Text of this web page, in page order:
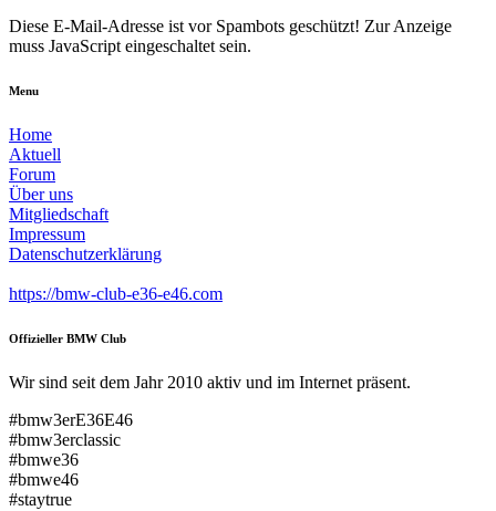
Diese E-Mail-Adresse ist vor Spambots geschützt! Zur Anzeige
muss JavaScript eingeschaltet sein.
Menu
Home
Aktuell
Forum
Über uns
Mitgliedschaft
Impressum
Datenschutzerklärung
https://bmw-club-e36-e46.com
Offizieller BMW Club
Wir sind seit dem Jahr 2010 aktiv und im Internet präsent.
#bmw3erE36E46
#bmw3erclassic
#bmwe36
#bmwe46
#staytrue